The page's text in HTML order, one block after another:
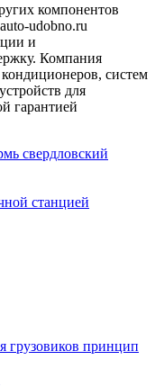
компонентов
udobno.ru
и
Компания
систем
для
гарантией
свердловский
станцией
грузовиков принцип